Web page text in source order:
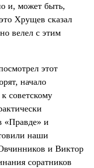
и, может быть,
Хрущев сказал
велел с этим
этот
начало
советскому
«Правде» и
наши
и Виктор
соратников